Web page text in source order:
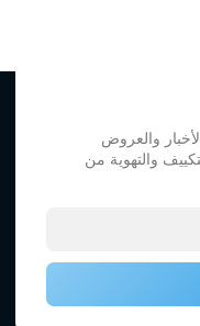
والعروض
والتهوية من